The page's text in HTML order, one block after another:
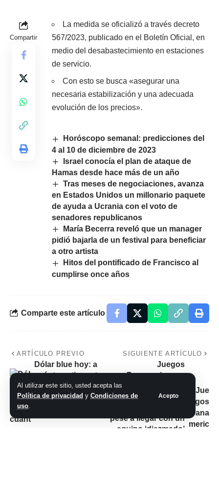
Al utilizar este sitio, usted acepta las
Política de privacidad y Condiciones de
uso.
Acepto
Compartir
La medida se oficializó a través decreto
567/2023, publicado en el Boletín Oficial, en
medio del desabastecimiento en estaciones
de servicio.
Con esto se busca «asegurar una
necesaria estabilización y una adecuada
evolución de los precios».
Horóscopo semanal: predicciones del
4 al 10 de diciembre de 2023
Israel conocía el plan de ataque de
Hamas desde hace más de un año
Tras meses de negociaciones, avanza
en Estados Unidos un millonario paquete
de ayuda a Ucrania con el voto de
senadores republicanos
María Becerra reveló que un manager
pidió bajarla de un festival para beneficiar
a otro artista
Hitos del pontificado de Francisco al
cumplirse once años
Comparte este artículo
ARTÍCULO PREVIO
Dólar blue hoy: a
cuánto cotiza este
miércoles 01 de
noviembre
SIGUIENTE ARTÍCULO
Juegos
Panamericanos
2023: cómo el voley
sostiene su ilusión
pese a llegar con un
equipo ‘diezmado’